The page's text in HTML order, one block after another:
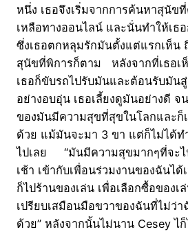
หนึ่ง เธอจึงเริ่มจากการค้นหาสุนัข
เหลือทางออนไลน์ และนั่นทำให้เธ
ซึ่งเธอตกหลุมรักมันตั้งแต่แรกเห็น
สุนัขที่พิการก็ตาม หลังจากที่เธอเ
เธอก็ขับรถไปรับมันและต้อนรับมัน
อย่างอบอุ่น เธอเลี้ยงดูมันอย่างดี
ของมันมีความสุขที่สุขในโลกและก็
ด้วย แม้มันจะมา 3 ขา แต่ก็ไม่ได้ท
ไปเลย “มันมีความสุขมากๆที่จะ
เช้า เข้ากับเพื่อนร่วมงานของฉันไ
ก็ไปร้านของเล่น เพื่อเลือกซื้อของ
เปรียบเสมือนมือขวาของฉันที่ไม่ว่
ด้วย” หลังจากนั้นไม่นาน Cesey ไ